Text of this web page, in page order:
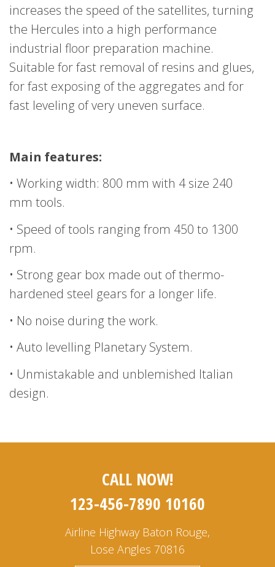
increases the speed of the satellites, turning
the Hercules into a high performance
industrial floor preparation machine.
Suitable for fast removal of resins and glues,
for fast exposing of the aggregates and for
fast leveling of very uneven surface.
Main features:
• Working width: 800 mm with 4 size 240
mm tools.
• Speed of tools ranging from 450 to 1300
rpm.
• Strong gear box made out of thermo-
hardened steel gears for a longer life.
• No noise during the work.
• Auto levelling Planetary System.
• Unmistakable and unblemished Italian
design.
CALL NOW!
123-456-7890 10160
Airline Highway Baton Rouge,
Lose Angles 70816